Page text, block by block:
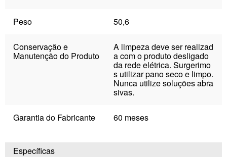
Peso 50,6
Conservação e
Manutenção do Produto
A limpeza deve ser realizad
a com o produto desligado
da rede elétrica. Surgerimo
s utilizar pano seco e limpo.
Nunca utilize soluções abra
sivas.
Garantia do Fabricante 60 meses
Específicas